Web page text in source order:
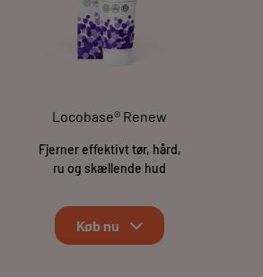
Locobase® Renew
Fjerner effektivt tør, hård,
ru og skællende hud
Køb nu